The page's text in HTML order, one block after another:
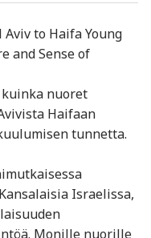
to Haifa Young
and Sense of
nuoret
Haifaan
tunnetta.
Israelissa,
Monille nuorille